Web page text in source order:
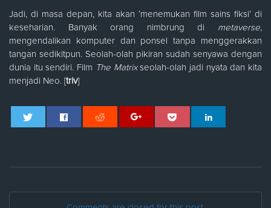
Jadi, di masa depan, kita akan ‘menemukan film sains fiksi’ di
keseharian. Banyak orang nimbrung di metaverse,
mengendalikan komputer dan ponsel tanpa menggerakkan
tangan sedikitpun. Seolah-olah pikiran sudah senyawa dengan
dunia itu sendiri. Film The Matrixseolah-olah jadi nyata dan kita
menjadi Neo. [triv]